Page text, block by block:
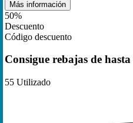
Más información
50%
Descuento
Código descuento
Consigue rebajas de hasta
55 Utilizado